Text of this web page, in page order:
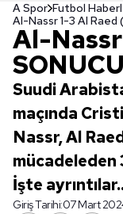
A Spor Futbol
Al-Nassr 1-3 Al
Al-
Suudi
maçında
Nassr, Al
mücadeleden
İşte
Giriş Tarihi:07 Mart